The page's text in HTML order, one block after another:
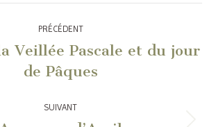
PRÉCÉDENT
Article
précédent
Veillée Pascale et du jour
de Pâques
SUIVANT